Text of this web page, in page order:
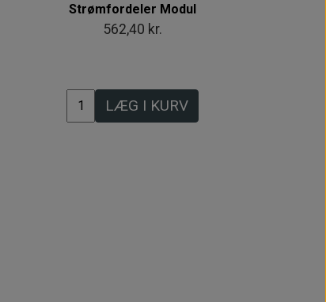
Strømfordeler Modul
562,40 kr.
LÆG I KURV